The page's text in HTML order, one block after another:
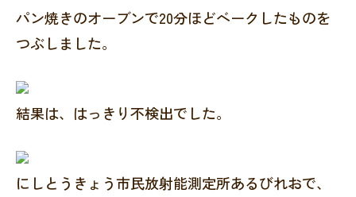
パン焼きのオーブンで20分ほどベークしたものを
つぶしました。
結果は、はっきり不検出でした。
にしとうきょう市民放射能測定所あるびれおで、